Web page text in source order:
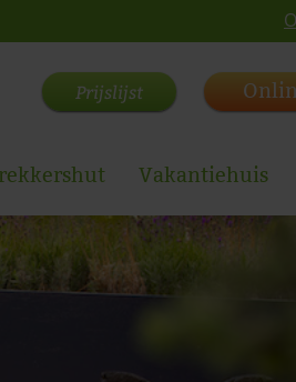
Prijslijst
Vakantiehuis